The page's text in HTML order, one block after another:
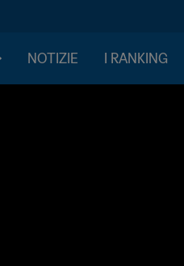
NOTIZIE I RANKING